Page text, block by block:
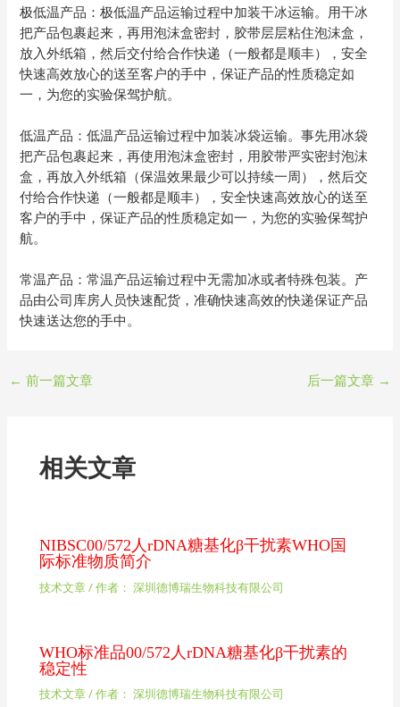
极低温产品：极低温产品运输过程中加装干冰运输。用干冰
把产品包裹起来，再用泡沫盒密封，胶带层层粘住泡沫盒，
放入外纸箱，然后交付给合作快递（一般都是顺丰），安全
快速高效放心的送至客户的手中，保证产品的性质稳定如
一，为您的实验保驾护航。
低温产品：低温产品运输过程中加装冰袋运输。事先用冰袋
把产品包裹起来，再使用泡沫盒密封，用胶带严实密封泡沫
盒，再放入外纸箱（保温效果最少可以持续一周），然后交
付给合作快递（一般都是顺丰），安全快速高效放心的送至
客户的手中，保证产品的性质稳定如一，为您的实验保驾护
航。
常温产品：常温产品运输过程中无需加冰或者特殊包装。产
品由公司库房人员快速配货，准确快速高效的快递保证产品
快速送达您的手中。
← 前一篇文章 后一篇文章 →
相关文章
NIBSC00/572人rDNA糖基化β干扰素WHO国
际标准物质简介
技术文章/ 作者： 深圳德博瑞生物科技有限公司
WHO标准品00/572人rDNA糖基化β干扰素的
稳定性
技术文章/ 作者： 深圳德博瑞生物科技有限公司